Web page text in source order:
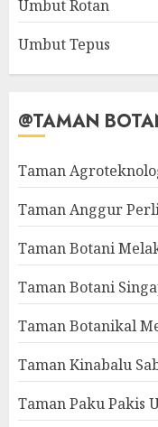
Umbut Rotan
Umbut Tepus
@TAMAN
Taman
Taman Anggur
Taman Botani
Taman Botani
Taman Botanikal
Taman Kinabalu
Taman Paku Pakis